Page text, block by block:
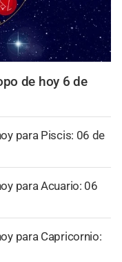
de hoy 6 de
para Piscis: 06 de
para Acuario: 06
para Capricornio: